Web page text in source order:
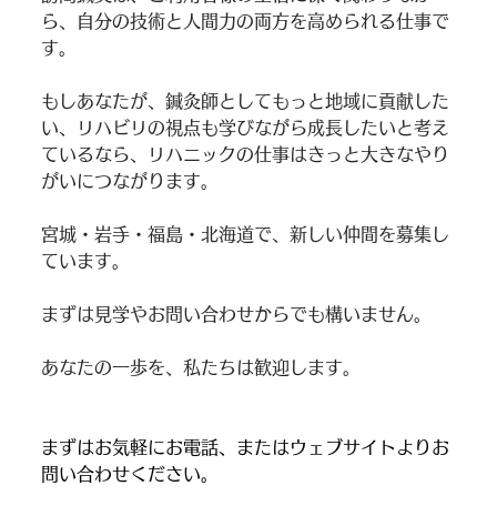
ら、自分の技術と人間力の両方を高められる仕事で
す。
もしあなたが、鍼灸師としてもっと地域に貢献した
い、リハビリの視点も学びながら成長したいと考え
ているなら、リハニックの仕事はきっと大きなやり
がいにつながります。
宮城・岩手・福島・北海道で、新しい仲間を募集し
ています。
まずは見学やお問い合わせからでも構いません。
あなたの一歩を、私たちは歓迎します。
まずはお気軽にお電話、またはウェブサイトよりお
問い合わせください。